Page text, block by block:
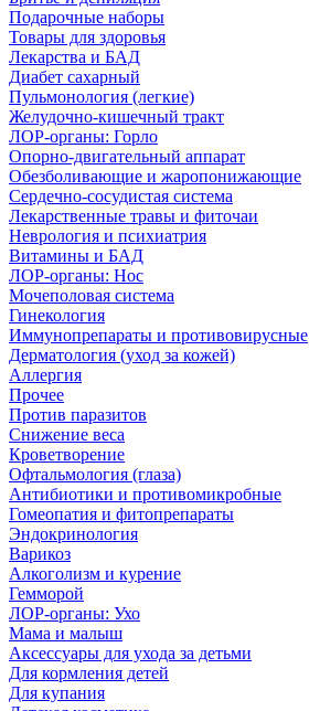
Подарочные наборы
Товары для здоровья
Лекарства и БАД
Диабет сахарный
Пульмонология (легкие)
Желудочно-кишечный тракт
ЛОР-органы: Горло
Опорно-двигательный аппарат
Обезболивающие и жаропонижающие
Сердечно-сосудистая система
Лекарственные травы и фиточаи
Неврология и психиатрия
Витамины и БАД
ЛОР-органы: Нос
Мочеполовая система
Гинекология
Иммунопрепараты и противовирусные
Дерматология (уход за кожей)
Аллергия
Прочее
Против паразитов
Снижение веса
Кроветворение
Офтальмология (глаза)
Антибиотики и противомикробные
Гомеопатия и фитопрепараты
Эндокринология
Варикоз
Алкоголизм и курение
Гемморой
ЛОР-органы: Ухо
Мама и малыш
Аксессуары для ухода за детьми
Для кормления детей
Для купания